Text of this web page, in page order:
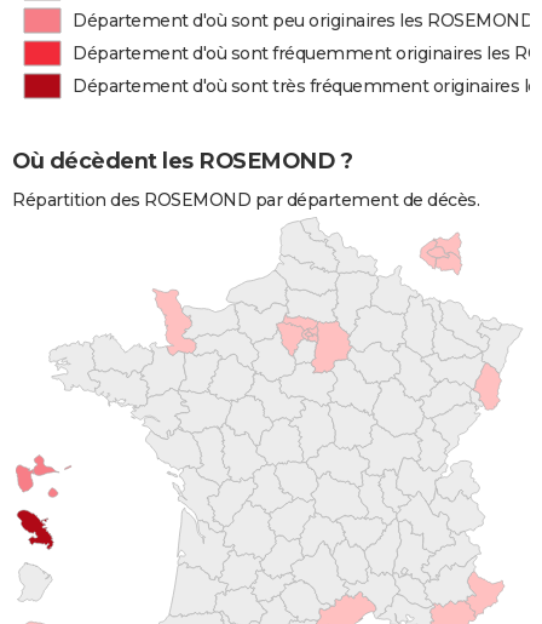
Département d'où sont peu originaires les ROSEMOND
Département d'où sont fréquemment originaires les
Département d'où sont très fréquemment originaires
Où décèdent les ROSEMOND ?
Répartition des ROSEMOND par département de décès.